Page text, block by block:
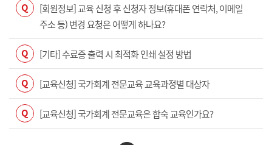
Q
[회원정보] 교육 신청 후 신청자 정보(휴대폰 연락처, 이메일
주소 등) 변경 요청은 어떻게 하나요?
Q [기타] 수료증 출력 시 최적화 인쇄 설정 방법
Q [교육신청] 국가회계 전문교육 교육과정별 대상자
Q [교육신청] 국가회계 전문교육은 합숙 교육인가요?